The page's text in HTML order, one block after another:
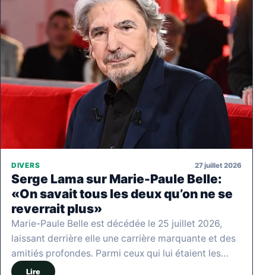
DIVERS 27 juillet 2026
Serge Lama sur Marie-Paule Belle:
«On savait tous les deux qu’on ne se
reverrait plus»
Marie-Paule Belle est décédée le 25 juillet 2026,
laissant derrière elle une carrière marquante et des
amitiés profondes. Parmi ceux qui lui étaient les…
Lire